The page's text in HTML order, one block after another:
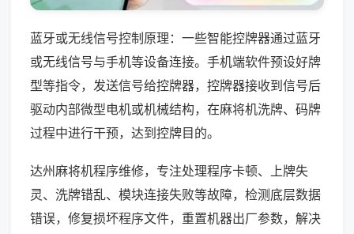
蓝牙或无线信号控制原理：一些智能控牌器通过蓝牙
或无线信号与手机等设备连接。手机端软件预设好牌
型等指令，发送信号给控牌器，控牌器接收到信号后
驱动内部微型电机或机械结构，在麻将机洗牌、码牌
过程中进行干预，达到控牌目的。
达州麻将机程序维修，专注处理程序卡顿、上牌失
灵、洗牌错乱、模块连接失败等故障，检测底层数据
错误，修复损坏程序文件，重置机器出厂参数，解决